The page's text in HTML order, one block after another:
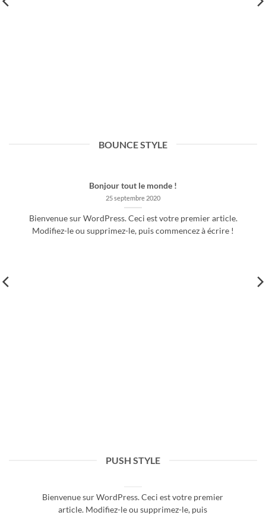
BOUNCE STYLE
Bonjour tout le monde !
25 septembre 2020
Bienvenue sur WordPress. Ceci est votre premier article.
Modifiez-le ou supprimez-le, puis commencez à écrire !
PUSH STYLE
Bonjour tout le monde !
Bienvenue sur WordPress. Ceci est votre premier
article. Modifiez-le ou supprimez-le, puis